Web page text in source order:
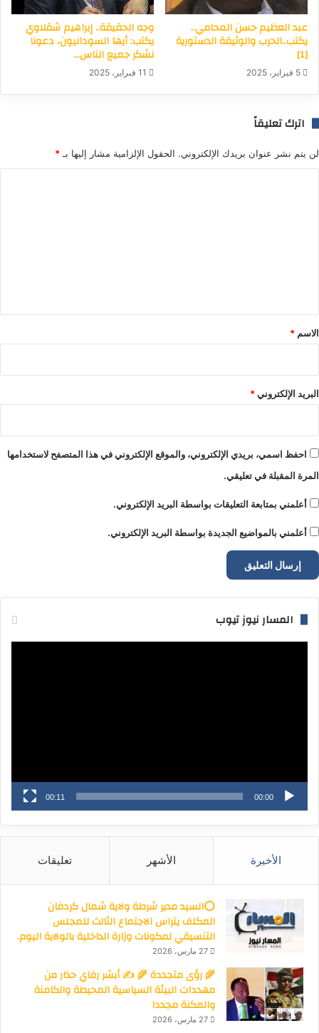
عبد العظيم حسن المحامي..
يكتب..الحرب والوثيقة الدستورية
[1]
5 فبراير، 2025
وجه الحقيقة.. إبراهيم شقلاوي
يكتب: أيها السودانيون، دعونا
نشكر جميع الناس…
11 فبراير، 2025
اترك تعليقاً
لن يتم نشر عنوان بريدك الإلكتروني. الحقول الإلزامية مشار إليها بـ *
*
الاسم *
البريد الإلكتروني*
احفظ اسمي، بريدي الإلكتروني، والموقع الإلكتروني في هذا المتصفح لاستخدامها
المرة المقبلة في تعليقي.
أعلمني بمتابعة التعليقات بواسطة البريد الإلكتروني.
أعلمني بالمواضيع الجديدة بواسطة البريد الإلكتروني.
المسار نيوز تيوب
00:00
00:11
الأخيرة الأشهر تعليقات
⭕السيد مدير شرطة ولاية شمال كردفان
المكلف يتراس الاجتماع الثالث للمجلس
التنسيقي لمكونات وزارة الداخلية بالولاية اليوم.
27 مارس، 2026
🌾 رؤى متجددة 🌾 ✍️ أبشر رفاي حذار من
مهددات البيئة السياسية المحيطة والكامنة
والمكنة مجددا
27 مارس، 2026